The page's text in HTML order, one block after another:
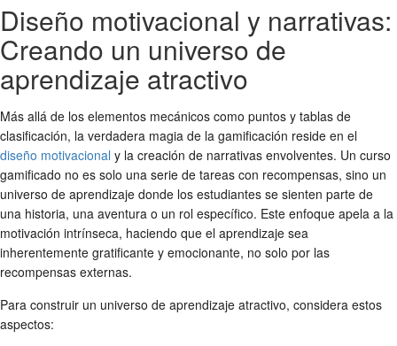
Diseño motivacional y narrativas:
Creando un universo de
aprendizaje atractivo
Más allá de los elementos mecánicos como puntos y tablas de
clasificación, la verdadera magia de la gamificación reside en el
diseño motivacional y la creación de narrativas envolventes. Un curso
gamificado no es solo una serie de tareas con recompensas, sino un
universo de aprendizaje donde los estudiantes se sienten parte de
una historia, una aventura o un rol específico. Este enfoque apela a la
motivación intrínseca, haciendo que el aprendizaje sea
inherentemente gratificante y emocionante, no solo por las
recompensas externas.
Para construir un universo de aprendizaje atractivo, considera estos
aspectos: